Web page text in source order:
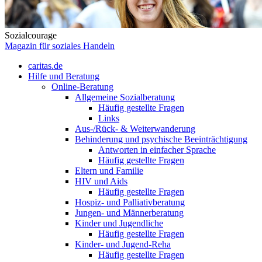
Sozialcourage
Magazin für soziales Handeln
caritas.de
Hilfe und Beratung
Online-Beratung
Allgemeine Sozialberatung
Häufig gestellte Fragen
Links
Aus-/Rück- & Weiterwanderung
Behinderung und psychische Beeinträchtigung
Antworten in einfacher Sprache
Häufig gestellte Fragen
Eltern und Familie
HIV und Aids
Häufig gestellte Fragen
Hospiz- und Palliativberatung
Jungen- und Männerberatung
Kinder und Jugendliche
Häufig gestellte Fragen
Kinder- und Jugend-Reha
Häufig gestellte Fragen